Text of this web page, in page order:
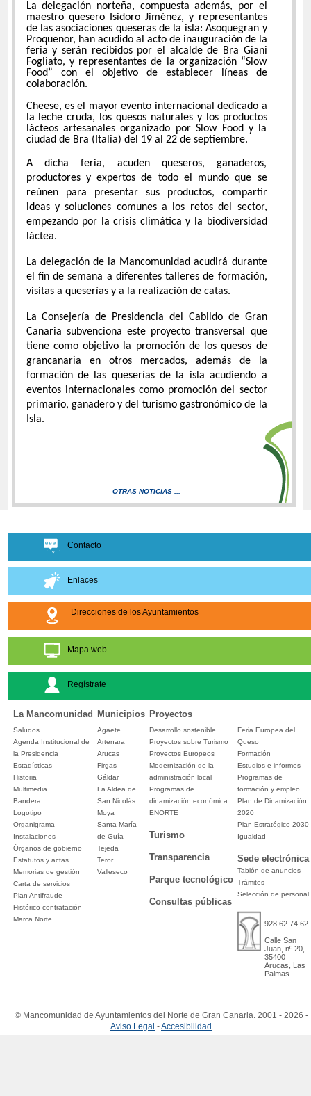
La delegación norteña, compuesta además, por el
maestro quesero Isidoro Jiménez, y representantes
de las asociaciones queseras de la isla: Asoquegran y
Proquenor, han acudido al acto de inauguración de la
feria y serán recibidos por el alcalde de Bra Giani
Fogliato, y representantes de la organización “Slow
Food” con el objetivo de establecer líneas de
colaboración.
Cheese, es el mayor evento internacional dedicado a
la leche cruda, los quesos naturales y los productos
lácteos artesanales organizado por Slow Food y la
ciudad de Bra (Italia) del 19 al 22 de septiembre.
A dicha feria, acuden queseros, ganaderos,
productores y expertos de todo el mundo que se
reúnen para presentar sus productos, compartir
ideas y soluciones comunes a los retos del sector,
empezando por la crisis climática y la biodiversidad
láctea.
La delegación de la Mancomunidad acudirá durante
el fin de semana a diferentes talleres de formación,
visitas a queserías y a la realización de catas.
La Consejería de Presidencia del Cabildo de Gran
Canaria subvenciona este proyecto transversal que
tiene como objetivo la promoción de los quesos de
grancanaria en otros mercados, además de la
formación de las queserías de la isla acudiendo a
eventos internacionales como promoción del sector
primario, ganadero y del turismo gastronómico de la
Isla.
OTRAS NOTICIAS ...
Contacto
Enlaces
Direcciones de los Ayuntamientos
Mapa web
Regístrate
La Mancomunidad Municipios Proyectos
Saludos
Agenda Institucional de
la Presidencia
Estadísticas
Historia
Multimedia
Bandera
Logotipo
Organigrama
Instalaciones
Órganos de gobierno
Estatutos y actas
Memorias de gestión
Carta de servicios
Plan Antifraude
Histórico contratación
Marca Norte
Agaete
Artenara
Arucas
Firgas
Gáldar
La Aldea de
San Nicolás
Moya
Santa María
de Guía
Tejeda
Teror
Valleseco
Desarrollo sostenible
Proyectos sobre Turismo
Proyectos Europeos
Modernización de la
administración local
Programas de
dinamización económica
ENORTE
Turismo
Transparencia
Parque tecnológico
Consultas públicas
Feria Europea del
Queso
Formación
Estudios e informes
Programas de
formación y empleo
Plan de Dinamización
2020
Plan Estratégico 2030
Igualdad
Sede electrónica
Tablón de anuncios
Trámites
Selección de personal
928 62 74 62
Calle San
Juan, nº 20,
35400
Arucas, Las
Palmas
© Mancomunidad de Ayuntamientos del Norte de Gran Canaria. 2001 - 2026 -
Aviso Legal -Accesibilidad